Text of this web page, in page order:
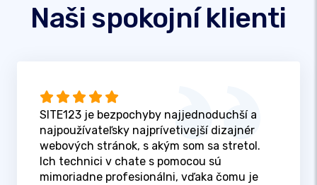
Naši spokojní klienti
SITE123 je bezpochyby najjednoduchší a
najpoužívateľsky najprívetivejší dizajnér
webových stránok, s akým som sa stretol.
Ich technici v chate s pomocou sú
mimoriadne profesionálni, vďaka čomu je